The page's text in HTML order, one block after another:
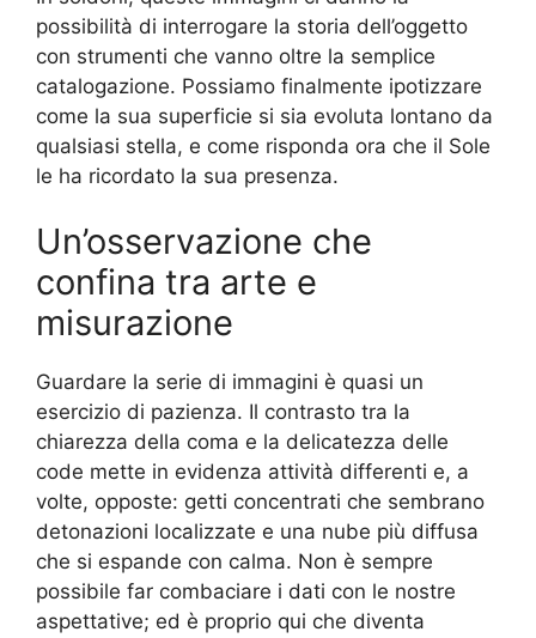
possibilità di interrogare la storia dell’oggetto
con strumenti che vanno oltre la semplice
catalogazione. Possiamo finalmente ipotizzare
come la sua superficie si sia evoluta lontano da
qualsiasi stella, e come risponda ora che il Sole
le ha ricordato la sua presenza.
Un’osservazione che
confina tra arte e
misurazione
Guardare la serie di immagini è quasi un
esercizio di pazienza. Il contrasto tra la
chiarezza della coma e la delicatezza delle
code mette in evidenza attività differenti e, a
volte, opposte: getti concentrati che sembrano
detonazioni localizzate e una nube più diffusa
che si espande con calma. Non è sempre
possibile far combaciare i dati con le nostre
aspettative; ed è proprio qui che diventa